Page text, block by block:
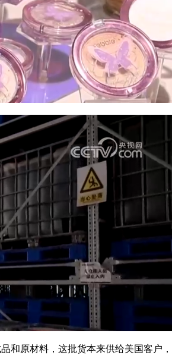
原材料，这批货本来供给美国客户